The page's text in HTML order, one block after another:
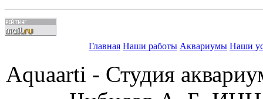
Главная Наши работы Аквариумы Наши
Aquaarti - Студия